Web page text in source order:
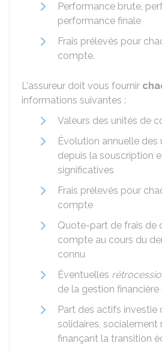
Performance brute,
performance finale
Frais prélevés pour
compte.
L'assureur doit vous fournir
informations suivantes :
Valeurs des unités de
Évolution annuelle
depuis la souscription
significatives
Frais prélevés pour
compte
Quote-part de frais de
compte au cours du
connu
Éventuelles
de la gestion
Part des actifs investie
solidaires, socialement
finançant la transition